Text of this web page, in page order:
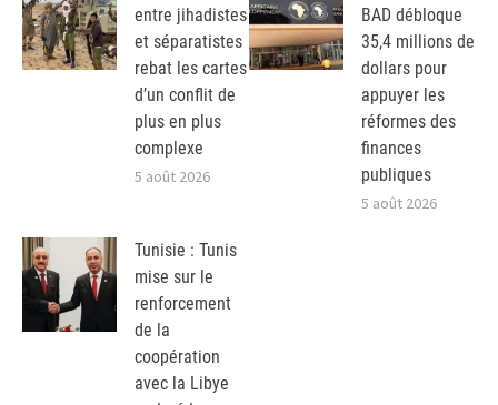
entre jihadistes
et séparatistes
rebat les cartes
d’un conflit de
plus en plus
complexe
5 août 2026
BAD débloque
35,4 millions de
dollars pour
appuyer les
réformes des
finances
publiques
5 août 2026
Tunisie : Tunis
mise sur le
renforcement
de la
coopération
avec la Libye